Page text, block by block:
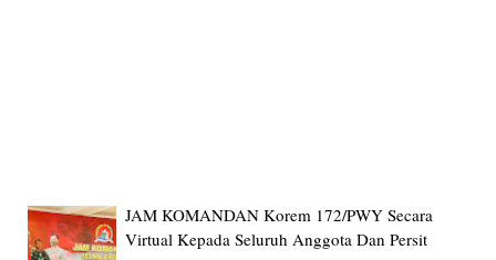
JAM KOMANDAN Korem 172/PWY Secara
Virtual Kepada Seluruh Anggota Dan Persit